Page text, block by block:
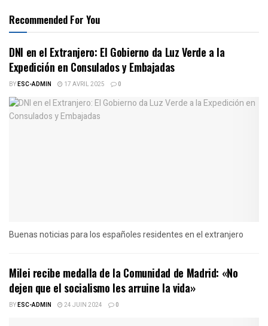
Recommended For You
DNI en el Extranjero: El Gobierno da Luz Verde a la
Expedición en Consulados y Embajadas
BYESC-ADMIN 17 AVRIL 2025 0
Buenas noticias para los españoles residentes en el extranjero
Milei recibe medalla de la Comunidad de Madrid: «No
dejen que el socialismo les arruine la vida»
BYESC-ADMIN 24 JUIN 2024 0